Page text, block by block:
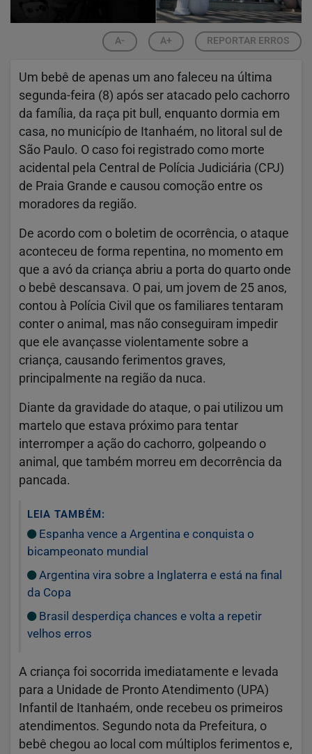
A- A+ REPORTAR ERROS
Um bebê de apenas um ano faleceu na última
segunda-feira (8) após ser atacado pelo cachorro
da família, da raça pit bull, enquanto dormia em
casa, no município de Itanhaém, no litoral sul de
São Paulo. O caso foi registrado como morte
acidental pela Central de Polícia Judiciária (CPJ)
de Praia Grande e causou comoção entre os
moradores da região.
De acordo com o boletim de ocorrência, o ataque
aconteceu de forma repentina, no momento em
que a avó da criança abriu a porta do quarto onde
o bebê descansava. O pai, um jovem de 25 anos,
contou à Polícia Civil que os familiares tentaram
conter o animal, mas não conseguiram impedir
que ele avançasse violentamente sobre a
criança, causando ferimentos graves,
principalmente na região da nuca.
Diante da gravidade do ataque, o pai utilizou um
martelo que estava próximo para tentar
interromper a ação do cachorro, golpeando o
animal, que também morreu em decorrência da
pancada.
LEIA TAMBÉM:
Espanha vence a Argentina e conquista o
bicampeonato mundial
Argentina vira sobre a Inglaterra e está na final
da Copa
Brasil desperdiça chances e volta a repetir
velhos erros
A criança foi socorrida imediatamente e levada
para a Unidade de Pronto Atendimento (UPA)
Infantil de Itanhaém, onde recebeu os primeiros
atendimentos. Segundo nota da Prefeitura, o
bebê chegou ao local com múltiplos ferimentos e,